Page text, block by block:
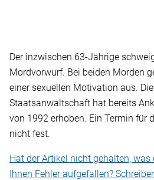
Der inzwischen 63-Jährige
Mordvorwurf. Bei beiden Morden
einer sexuellen Motivation aus.
Staatsanwaltschaft hat bereits
von 1992 erhoben. Ein Termin für
nicht fest.
Hat der Artikel nicht gehalten, was
Ihnen Fehler aufgefallen?